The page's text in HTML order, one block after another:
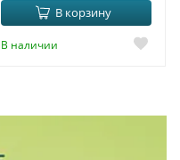
В корзину
В наличии